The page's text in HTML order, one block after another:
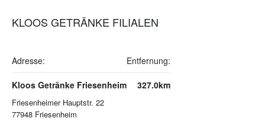
KLOOS GETRÄNKE FILIALEN
Adresse: Entfernung:
Kloos Getränke Friesenheim
Friesenheimer Hauptstr. 22
77948 Friesenheim
327.0km